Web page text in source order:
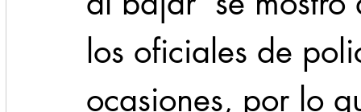
los oficiales de
ocasiones, por lo